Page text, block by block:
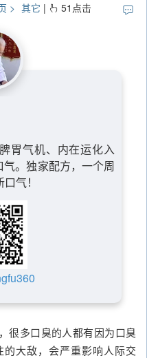
其它 51 点击
胃气机、内在运化入
。独家配方，一个周
气！
很多口臭的人都有因为口臭
大敌，会严重影响人际交